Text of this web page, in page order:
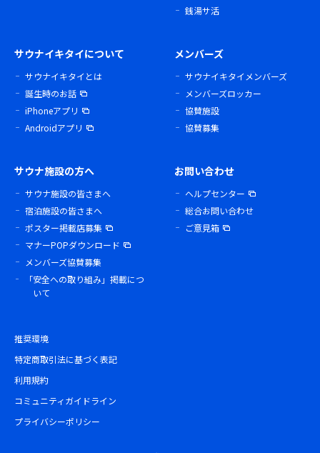
銭湯サ活
サウナイキタイについて
サウナイキタイとは
誕生時のお話
iPhoneアプリ
Androidアプリ
メンバーズ
サウナイキタイメンバーズ
メンバーズロッカー
協賛施設
協賛募集
サウナ施設の方へ
サウナ施設の皆さまへ
宿泊施設の皆さまへ
ポスター掲載店募集
マナーPOPダウンロード
メンバーズ協賛募集
「安全への取り組み」掲載につ
いて
お問い合わせ
ヘルプセンター
総合お問い合わせ
ご意見箱
推奨環境
特定商取引法に基づく表記
利用規約
コミュニティガイドライン
プライバシーポリシー